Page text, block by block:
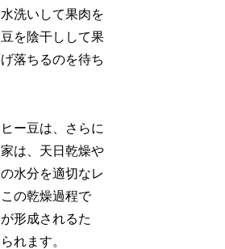
洗いして果肉を
を陰干しして果
落ちるのを待ち
ー豆は、さらに
は、天日乾燥や
水分を適切なレ
の乾燥過程で
形成されるた
れます。